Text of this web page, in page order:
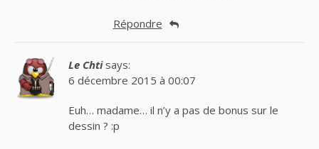
Répondre
Le Chti says:
6 décembre 2015 à 00:07
Euh… madame… il n’y a pas de bonus sur le
dessin ? :p